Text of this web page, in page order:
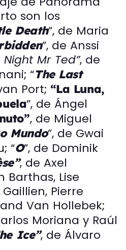
son los
Death”, de Maria
”, de Anssi
Mr Ted”, de
“The Last
Port; “La Luna,
”, de Ángel
, de Miguel
Mundo”, de Gwai
“O”, de Dominik
, de Axel
Barthas, Lise
Pierre
Van Hollebek;
Moriana y Raúl
Ice”, de Álvaro